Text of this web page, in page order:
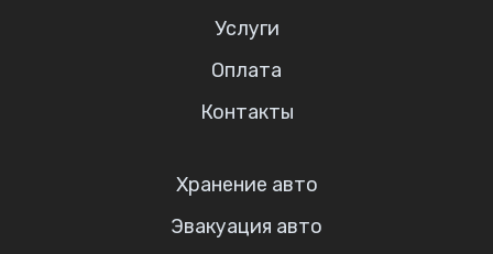
Услуги
Оплата
Контакты
Хранение авто
Эвакуация авто